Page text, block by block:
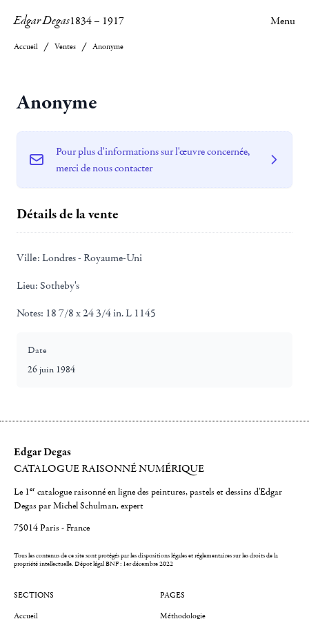
Edgar Degas1834– 1917 Menu
Accueil Ventes Anonyme
Anonyme
Pour plus d'informations sur l'œuvre concernée,
merci de nous contacter
Détails de la vente
Ville: Londres - Royaume-Uni
Lieu: Sotheby's
Notes: 18 7/8 x 24 3/4 in. L 1145
Date
26 juin 1984
Edgar Degas
CATALOGUE RAISONNÉ NUMÉRIQUE
Le 1er catalogue raisonné en ligne des peintures, pastels et dessins d'Edgar
Degas par Michel Schulman, expert
75014 Paris - France
Tous les contenus de ce site sont protégés par les dispositions légales et réglementaires sur les droits de la
propriété intellectuelle.Dépot légal BNF : 1er décembre 2022
SECTIONS
Accueil
PAGES
Méthodologie